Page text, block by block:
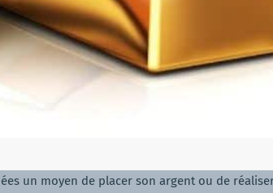
un moyen de placer son argent ou de